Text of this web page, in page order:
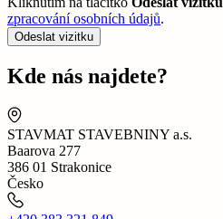
zpracování osobních údajů.
Odeslat vizitku
Kde nás najdete?
STAVMAT STAVEBNINY a.s.
Baarova 277
386 01 Strakonice
Česko